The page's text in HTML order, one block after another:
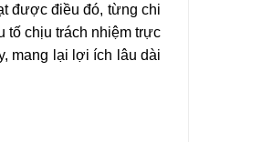
được điều đó, từng chi
tố chịu trách nhiệm trực
mang lại lợi ích lâu dài